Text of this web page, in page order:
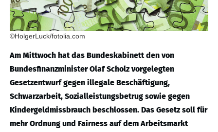
©HolgerLuck/fotolia.com
Am Mittwoch hat das Bundeskabinett den von
Bundesfinanzminister Olaf Scholz vorgelegten
Gesetzentwurf gegen illegale Beschäftigung,
Schwarzarbeit, Sozialleistungsbetrug sowie gegen
Kindergeldmissbrauch beschlossen. Das Gesetz soll für
mehr Ordnung und Fairness auf dem Arbeitsmarkt